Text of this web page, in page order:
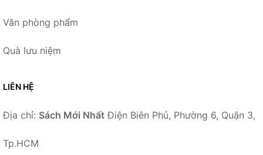
Văn phòng phẩm
Quà lưu niệm
LIÊN HỆ
Địa chỉ: Sách Mới Nhất Điện Biên Phủ, Phường 6, Quận 3,
Tp.HCM